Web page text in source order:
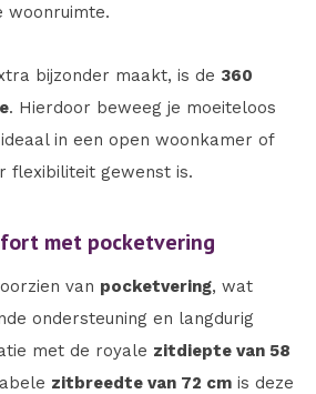
woonruimte.
bijzonder maakt, is de 360
. Hierdoor beweeg je moeiteloos
in een open woonkamer of
flexibiliteit gewenst is.
met pocketvering
van pocketvering, wat
ondersteuning en langdurig
met de royale zitdiepte van 58
zitbreedte van 72 cm is deze